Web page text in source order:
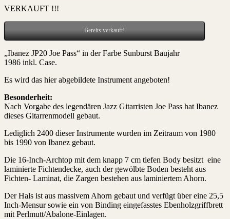
VERKAUFT !!!
Bereits verkauft!
„Ibanez JP20 Joe Pass“ in der Farbe Sunburst Baujahr
1986 inkl. Case.
Es wird das hier abgebildete Instrument angeboten!
Besonderheit:
Nach Vorgabe des legendären Jazz Gitarristen Joe Pass hat Ibanez
dieses Gitarrenmodell gebaut.
Lediglich 2400 dieser Instrumente wurden im Zeitraum von 1980
bis 1990 von Ibanez gebaut.
Die 16-Inch-Archtop mit dem knapp 7 cm tiefen Body besitzt eine
laminierte Fichtendecke, auch der gewölbte Boden besteht aus
Fichten- Laminat, die Zargen bestehen aus laminiertem Ahorn.
Der Hals ist aus massivem Ahorn gebaut und verfügt über eine 25,5
Inch-Mensur sowie ein von Binding eingefasstes Ebenholzgriffbrett
mit Perlmutt/Abalone-Einlagen.